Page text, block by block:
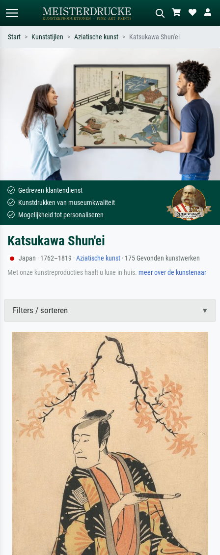
Zoek op kunstenaar, titel of stijl – bijv.
Monet, Sterrennacht, impressionisme,
Hokusai-golf, naakt.
Beschrijf de scène – bijv. groene
weide, abstract met veel rood, donker
olieverfschilderij, staand naakt naast
een boom.
Start Kunststijlen Aziatische kunst Katsukawa Shun'ei
Gedreven klantendienst
Kunstdrukken van museumkwaliteit
Mogelijkheid tot personaliseren
Katsukawa Shun'ei
Japan · 1762–1819 ·Aziatische kunst · 175 Gevonden kunstwerken
Met onze kunstreproducties haalt u luxe in huis. meer over de kunstenaar
Filters / sorteren